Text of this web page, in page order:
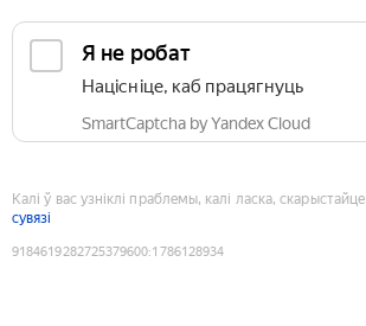
Я не робат
Націсніце, каб працягнуць
SmartCaptcha by Yandex Cloud
Калі ў вас узніклі праблемы, калі ласка, скарыстайце
сувязі
9184619282725379600:1786128934